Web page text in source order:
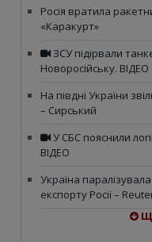
Росія вратила
«Каракурт»
ЗСУ підірвали
Новоросійську. ВІДЕО
На півдні України
– Сирський
У СБС пояснили
ВІДЕО
Україна
експорту Росії –